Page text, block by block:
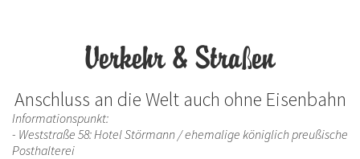
Verkehr & Straßen
Anschluss an die Welt auch ohne Eisenbahn
Informationspunkt:
- Weststraße 58: Hotel Störmann / ehemalige königlich preußische
Posthalterei